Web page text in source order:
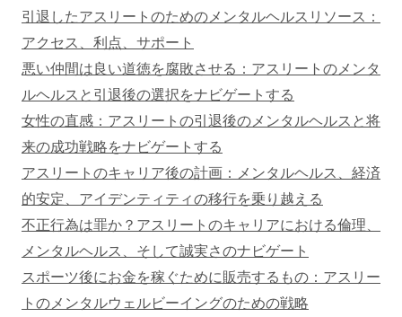
引退したアスリートのためのメンタルヘルスリソース：
アクセス、利点、サポート
悪い仲間は良い道徳を腐敗させる：アスリートのメンタ
ルヘルスと引退後の選択をナビゲートする
女性の直感：アスリートの引退後のメンタルヘルスと将
来の成功戦略をナビゲートする
アスリートのキャリア後の計画：メンタルヘルス、経済
的安定、アイデンティティの移行を乗り越える
不正行為は罪か？アスリートのキャリアにおける倫理、
メンタルヘルス、そして誠実さのナビゲート
スポーツ後にお金を稼ぐために販売するもの：アスリー
トのメンタルウェルビーイングのための戦略